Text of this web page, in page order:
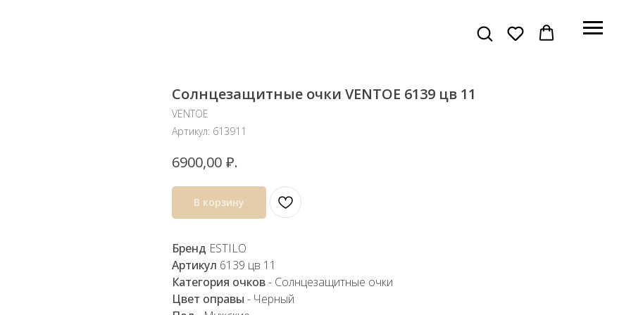
Солнцезащитные очки VENTOE 6139 цв 11
VENTOE
Артикул: 613911
6900,00 ₽.
В корзину
Бренд ESTILO
Артикул 6139 цв 11
Категория очков- Солнцезащитные очки
Цвет оправы - Черный